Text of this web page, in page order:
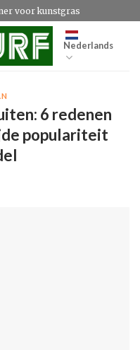
voor kunstgras
Nederlands
6 redenen
populariteit